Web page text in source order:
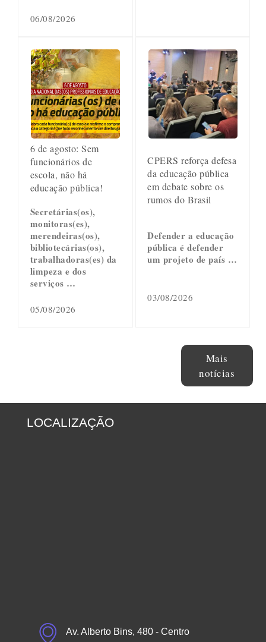
06/08/2026
6 de agosto: Sem
funcionários de
escola, não há
educação pública!
Secretárias(os),
monitoras(es),
merendeiras(os),
bibliotecárias(os),
trabalhadoras(es) da
limpeza e dos
serviços …
05/08/2026
CPERS reforça defesa
da educação pública
em debate sobre os
rumos do Brasil
Defender a educação
pública é defender
um projeto de país …
03/08/2026
Mais
notícias
LOCALIZAÇÃO
Av. Alberto Bins, 480 - Centro